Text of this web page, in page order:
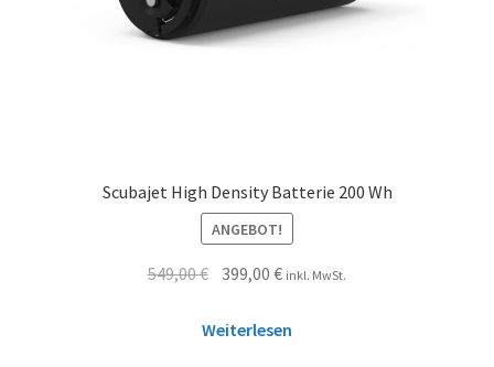
Scubajet High Density Batterie 200 Wh
ANGEBOT!
549,00€ 399,00€ inkl. MwSt.
Weiterlesen